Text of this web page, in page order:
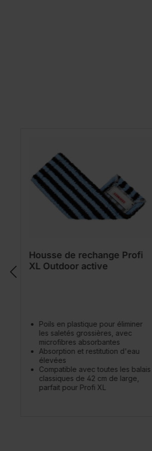
Housse de rechange Profi
XL Outdoor active
Poils en plastique pour éliminer
les saletés grossières, avec
microfibres absorbantes
Absorption et restitution d'eau
élevées
Compatible avec toutes les balais
classiques de 42 cm de large,
parfait pour Profi XL